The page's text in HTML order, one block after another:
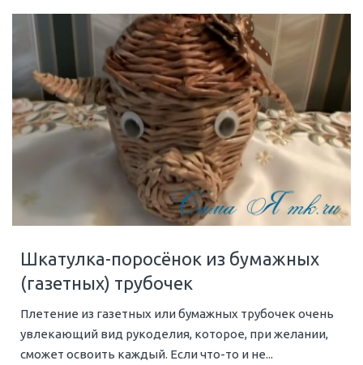
Шкатулка-поросёнок из бумажных
(газетных) трубочек
Плетение из газетных или бумажных трубочек очень
увлекающий вид рукоделия, которое, при желании,
сможет освоить каждый. Если что-то и не...